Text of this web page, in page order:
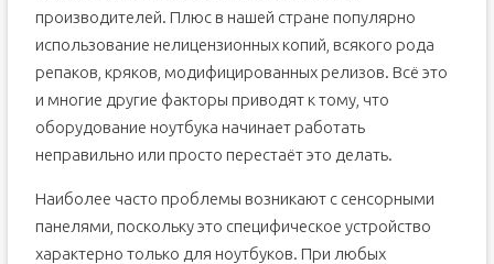
производителей. Плюс в нашей стране популярно
использование нелицензионных копий, всякого рода
репаков, кряков, модифицированных релизов. Всё это
и многие другие факторы приводят к тому, что
оборудование ноутбука начинает работать
неправильно или просто перестаёт это делать.
Наиболее часто проблемы возникают с сенсорными
панелями, поскольку это специфическое устройство
характерно только для ноутбуков. При любых